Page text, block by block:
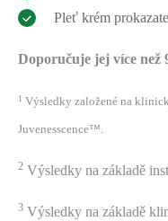
Pleť krém
Doporučuje jej více než
1 Výsledky založené na
Juvenesscence™.
2 Výsledky na základě
3 Výsledky na základě